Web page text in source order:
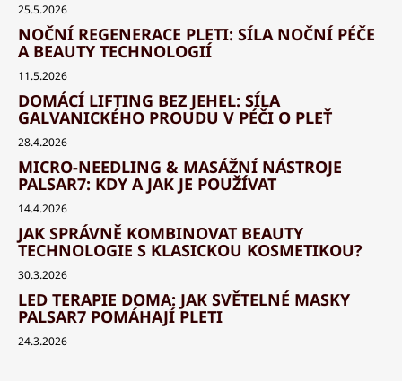
25.5.2026
NOČNÍ REGENERACE PLETI: SÍLA NOČNÍ PÉČE
A BEAUTY TECHNOLOGIÍ
11.5.2026
DOMÁCÍ LIFTING BEZ JEHEL: SÍLA
GALVANICKÉHO PROUDU V PÉČI O PLEŤ
28.4.2026
MICRO-NEEDLING & MASÁŽNÍ NÁSTROJE
PALSAR7: KDY A JAK JE POUŽÍVAT
14.4.2026
JAK SPRÁVNĚ KOMBINOVAT BEAUTY
TECHNOLOGIE S KLASICKOU KOSMETIKOU?
30.3.2026
LED TERAPIE DOMA: JAK SVĚTELNÉ MASKY
PALSAR7 POMÁHAJÍ PLETI
24.3.2026